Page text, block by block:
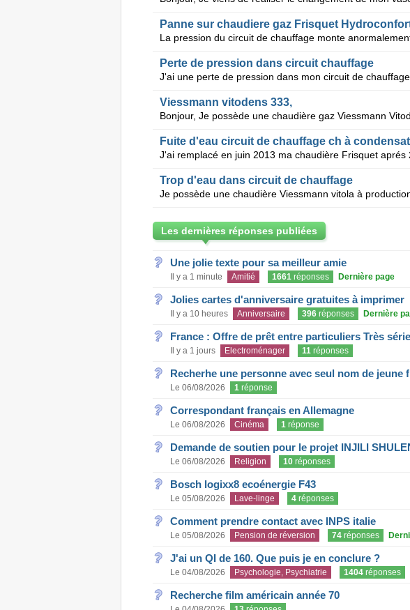
Panne sur chaudiere gaz Frisquet
Perte de pression dans circuit chauffage
Viessmann vitodens 333,
Fuite d'eau circuit de chauffage ch à
Trop d'eau dans circuit de chauffage
Les dernières réponses publiées
Une jolie texte pour sa meilleur amie
Il y a 1 minute Amitié 1661réponses Dernière page
Jolies cartes d'anniversaire gratuites à imprimer
Il y a 10 heures Anniversaire 396réponses Dernière
France : Offre de prêt entre particuliers Très
Il y a 1 jours Electroménager 11réponses
Recherhe une personne avec seul nom de jeune
Le 06/08/2026 1réponse
Correspondant français en Allemagne
Le 06/08/2026 Cinéma 1réponse
Demande de soutien pour le projet INJILI
Le 06/08/2026 Religion 10réponses
Bosch logixx8 ecoénergie F43
Le 05/08/2026 Lave-linge 4réponses
Comment prendre contact avec INPS italie
Le 05/08/2026 Pension de réversion 74réponses
J'ai un QI de 160. Que puis je en conclure ?
Le 04/08/2026 Psychologie, Psychiatrie 1404réponses
Recherche film américain année 70